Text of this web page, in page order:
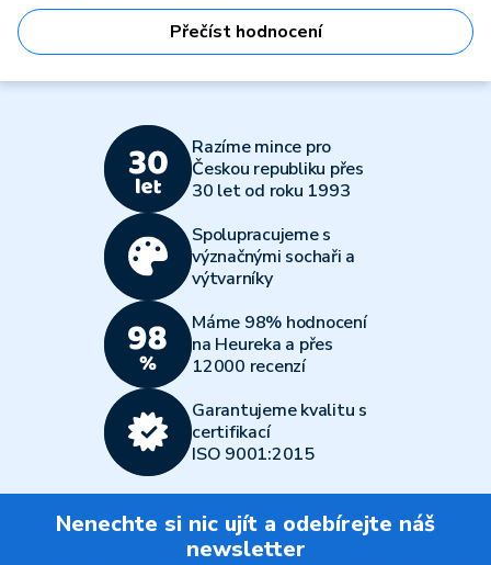
Přečíst hodnocení
Razíme mince pro
Českou republiku přes
30 let od roku 1993
Spolupracujeme s
význačnými sochaři a
výtvarníky
Máme 98% hodnocení
na Heureka a přes
12000 recenzí
Garantujeme kvalitu s
certifikací
ISO 9001:2015
Nenechte si nic ujít a odebírejte náš
newsletter